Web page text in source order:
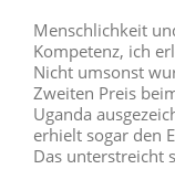
Menschlichkeit
Kompetenz, ich
Nicht umsonst
Zweiten Preis
Uganda
erhielt sogar den
Das unterstreicht